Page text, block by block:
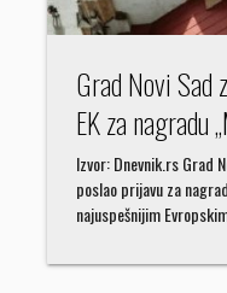
Grad Novi Sad
EK za nagradu
Izvor: Dnevnik.rs Grad
poslao prijavu za
najuspešnijim